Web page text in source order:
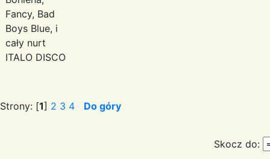
Fancy, Bad
Boys Blue, i
cały nurt
ITALO DISCO
Strony: [1] 2 3 4 Do góry
Skocz do: